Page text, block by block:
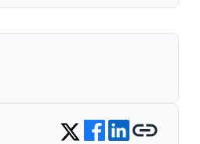
Share on Twitter
Share on Facebook
Share on LinkedIn
Copy link